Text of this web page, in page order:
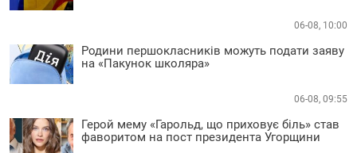
06-08, 10:00
Родини першокласників можуть подати заяву
на «Пакунок школяра»
06-08, 09:55
Герой мему «Гарольд, що приховує біль» став
фаворитом на пост президента Угорщини